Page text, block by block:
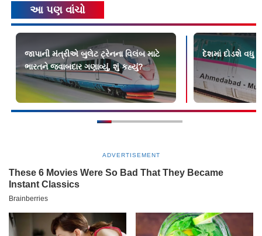
આ પણ વાંચો
જાપાની મંત્રીએ બુલેટ ટ્રેનના વિલંબ માટે
ભારતને જવાબદાર ગણાવ્યું, શું કહ્યું?
દેશમાં દોડશે વધુ
ADVERTISEMENT